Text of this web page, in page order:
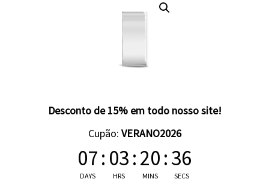
Desconto de 15% em todo nosso site!
Cupão: VERANO2026
07
DAYS
: 03
HRS
:20
MINS
:35
SECS